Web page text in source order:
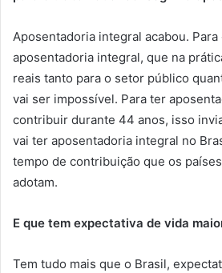
Aposentadoria integral acabou.
aposentadoria integral, que na
reais tanto para o setor público
vai ser impossível. Para ter
contribuir durante 44 anos, isso
vai ter aposentadoria integral no
tempo de contribuição que os
adotam.
E que tem expectativa de vida
Tem tudo mais que o Brasil,